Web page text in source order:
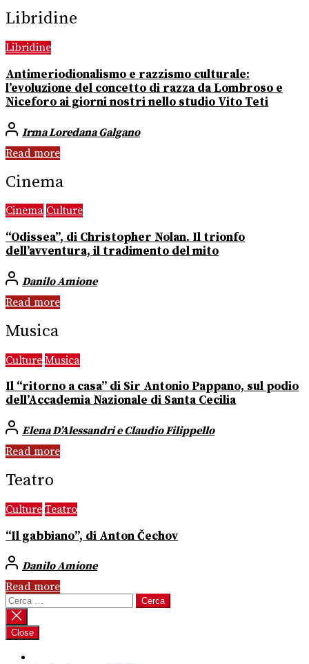
Libridine
Libridine
Antimeriodionalismo e razzismo culturale:
l’evoluzione del concetto di razza da Lombroso e
Niceforo ai giorni nostri nello studio Vito Teti
Irma Loredana Galgano
Read more
Cinema
Cinema Culture
“Odissea”, di Christopher Nolan. Il trionfo
dell’avventura, il tradimento del mito
Danilo Amione
Read more
Musica
Culture Musica
Il “ritorno a casa” di Sir Antonio Pappano, sul podio
dell’Accademia Nazionale di Santa Cecilia
Elena D’Alessandri e Claudio Filippello
Read more
Teatro
Culture Teatro
“Il gabbiano”, di Anton Čechov
Danilo Amione
Read more
Ricerca
per:
Close